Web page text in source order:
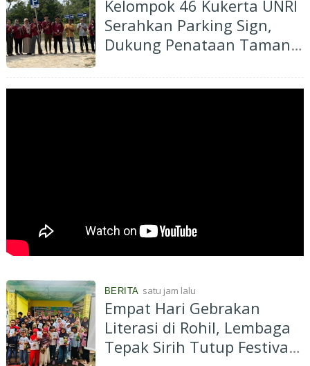
Kelompok 46 Kukerta UNRI
Serahkan Parking Sign,
Dukung Penataan Taman
BERITA satu jam lalu
Empat Hari Gebrakan
Literasi di Rohil, Lembaga
Tepak Sirih Tutup Festival